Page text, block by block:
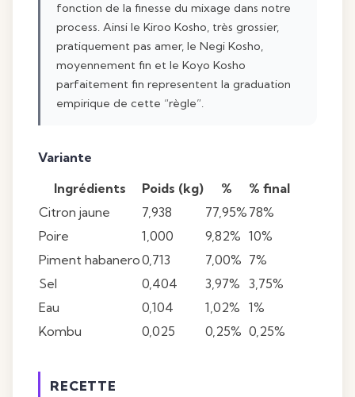
fonction de la finesse du mixage dans notre
process. Ainsi le Kiroo Kosho, très grossier,
pratiquement pas amer, le Negi Kosho,
moyennement fin et le Koyo Kosho
parfaitement fin representent la graduation
empirique de cette “règle”.
Variante
Ingrédients
Poids (kg) %
% final
Citron jaune
7,938 77,95% 78%
Poire
1,000 9,82% 10%
Piment habanero0,713 7,00% 7%
Sel
0,404 3,97% 3,75%
Eau
0,104 1,02% 1%
Kombu
0,025 0,25% 0,25%
RECETTE